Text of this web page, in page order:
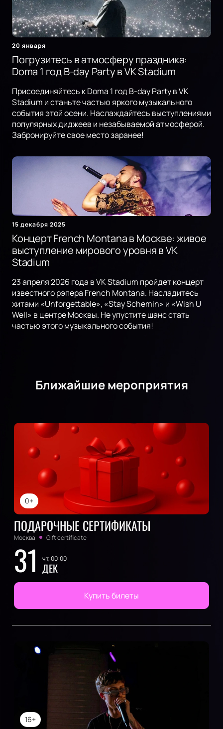
20 января
Погрузитесь в атмосферу праздника:
Doma 1 год B-day Party в VK Stadium
Присоединяйтесь к Doma 1 год B-day Party в VK
Stadium и станьте частью яркого музыкального
события этой осени. Наслаждайтесь выступлениями
популярных диджеев и незабываемой атмосферой.
Забронируйте свое место заранее!
15 декабря 2025
Концерт French Montana в Москве: живое
выступление мирового уровня в VK
Stadium
23 апреля 2026 года в VK Stadium пройдет концерт
известного рэпера French Montana. Насладитесь
хитами «Unforgettable», «Stay Schemin» и «Wish U
Well» в центре Москвы. Не упустите шанс стать
частью этого музыкального события!
Ближайшие мероприятия
0+
ПОДАРОЧНЫЕ СЕРТИФИКАТЫ
Москва Gift certificate
31 чт, 00:00
ДЕК
Купить билеты
16+